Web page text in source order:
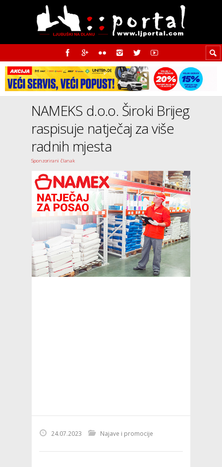
NAMEKS d.o.o. Široki Brijeg
raspisuje natječaj za više
radnih mjesta
Sponzorirani članak
24.07.2023 Najave i promocije